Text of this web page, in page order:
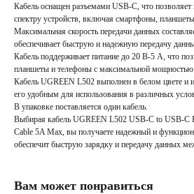
Кабель оснащен разъемами USB-C, что
спектру устройств, включая смартфоны,
Максимальная скорость передачи данных
обеспечивает быструю и надежную передачу
Кабель поддерживает питание до 20 В-5 А, что
планшеты и телефоны с максимальной мощностью
Кабель UGREEN L502 выполнен в белом цвете и
его удобным для использования в различных
В упаковке поставляется один кабель.
Выбирая кабель UGREEN L502 USB-C to USB-C
Cable 5A Max, вы получаете надежный и
обеспечит быструю зарядку и передачу данных
Вам может понравиться